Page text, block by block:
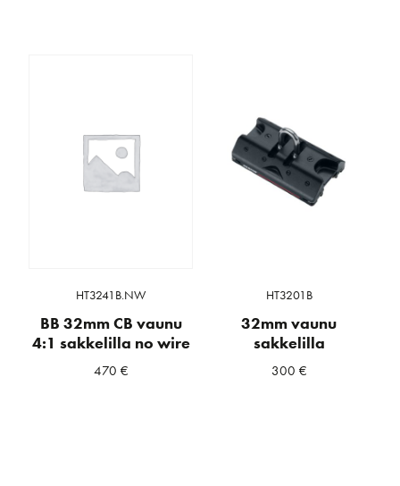
HT3241B.NW
BB 32mm CB vaunu
4:1 sakkelilla no wire
470 €
HT3201B
32mm vaunu
sakkelilla
300 €